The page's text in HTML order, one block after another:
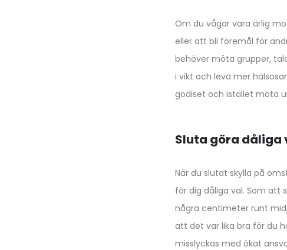
Om du vågar vara ärlig
eller att bli föremål för
behöver möta grupper,
i vikt och leva mer
godiset och istället möta
Sluta göra dåliga
När du slutat skylla på
för dig dåliga val. Som att
några centimeter runt
att det var lika bra för du
misslyckas med ökat